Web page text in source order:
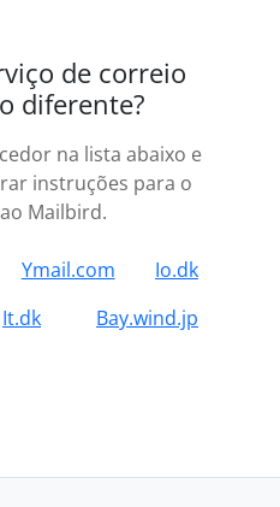
de correio
diferente?
na lista abaixo e
instruções para o
Mailbird.
Ymail.com
Io.dk
It.dk Bay.wind.jp